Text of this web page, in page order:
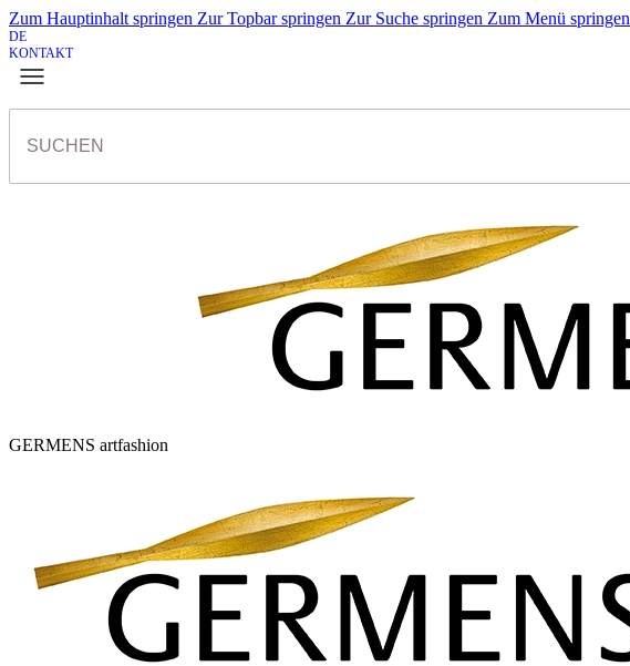
Zum Hauptinhalt springen Zur Topbar springen Zur Suche springen Zum Menü springen
DE
KONTAKT
GERMENS artfashion